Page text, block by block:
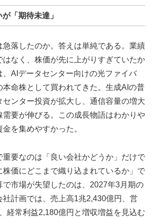
「期待未達」
急落したのか。答えは単純である。業績
はなく、株価が先に上がりすぎていたか
、AIデータセンター向けの光ファイバ
本命株として買われてきた。生成AIの普
センター投資が拡大し、通信容量の増大
需要が伸びる。この成長物語はわかりや
を集めやすかった。
重要なのは「良い会社かどうか」だけで
株価にどこまで織り込まれているか」で
で市場が失望したのは、2027年3月期の
社計画では、売上高1兆2,430億円、営
経常利益2,180億円と増収増益を見込む